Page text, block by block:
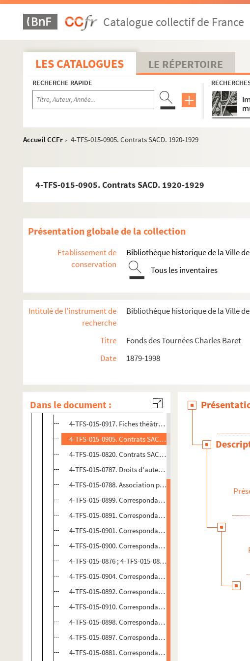
Catalogue collectif de France
LES CATALOGUES LE RÉPERTOIRE
RECHERCHE RAPIDE
Accueil CCFr > 4-TFS-015-0905. Contrats SACD. 1920-1929
4-TFS-015-0905. Contrats SACD. 1920-1929
Présentation globale de la collection
Etablissement de
conservation
Bibliothèque historique de la Ville
Tous les inventaires
Intitulé de l'instrument de
recherche
Bibliothèque historique de la Ville
Titre
Fonds des Tournées Charles Baret
Date
1879-1998
Dans le document :
Constitution des sociétés
Relations avec les municipalités
Relations avec les auteurs et les théâtres
4-TFS-015-0917. Fiches théâtres provinciaux. 1931-1937
4-TFS-015-0905. Contrats SACD. 1920-1929
4-TFS-015-0820. Contrats SACD. 1991-1997
4-TFS-015-0787. Droits d'auteur. 1980-1994
4-TFS-015-0788. Association pour le soutien du théâtre privé.
4-TFS-015-0899. Correspondance Divers théâtres parisiens.
4-TFS-015-0891. Correspondance Comédie Française. 1926-
4-TFS-015-0901. Correspondance Comédie des Champs-
4-TFS-015-0900. Correspondance Olympia. 1927-1929
4-TFS-015-0876 ; 4-TFS-015-0893. Correspondance
4-TFS-015-0904. Correspondance Impresarios, artistes,
4-TFS-015-0892. Correspondance Association de secours
4-TFS-015-0910. Correspondance Union des artistes. 1926-
4-TFS-015-0898. Correspondance Société des auteurs,
4-TFS-015-0897. Correspondance Société des auteurs et
4-TFS-015-0881. Correspondance Association de directeurs